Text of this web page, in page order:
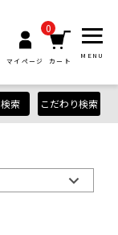
マイページ
0
カート
MENU
検索 こだわり検索